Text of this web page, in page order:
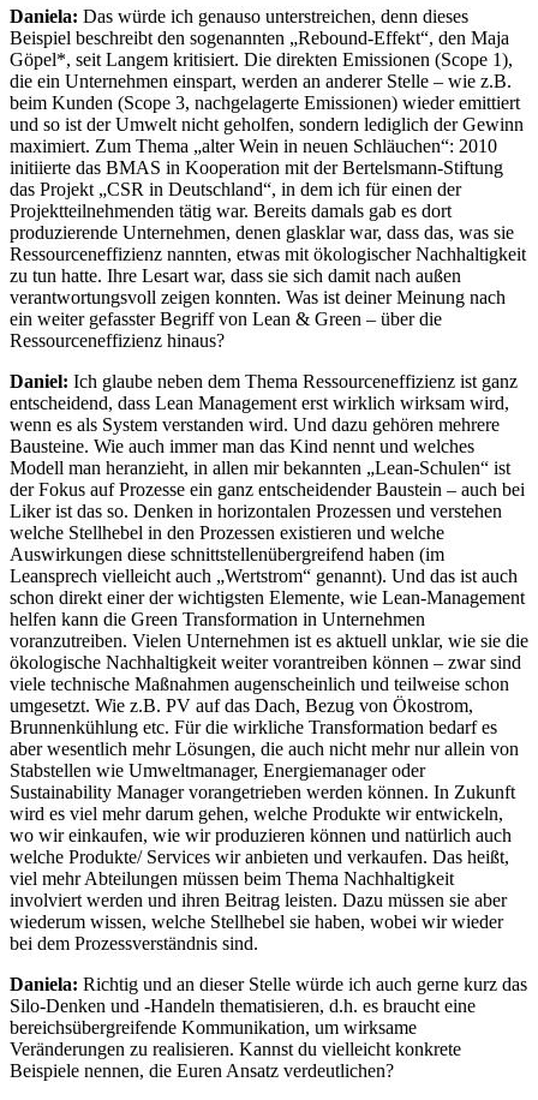
Daniela: Das würde ich genauso unterstreichen, denn dieses
Beispiel beschreibt den sogenannten „Rebound-Effekt“, den Maja
Göpel*, seit Langem kritisiert. Die direkten Emissionen (Scope 1),
die ein Unternehmen einspart, werden an anderer Stelle – wie z.B.
beim Kunden (Scope 3, nachgelagerte Emissionen) wieder emittiert
und so ist der Umwelt nicht geholfen, sondern lediglich der Gewinn
maximiert. Zum Thema „alter Wein in neuen Schläuchen“: 2010
initiierte das BMAS in Kooperation mit der Bertelsmann-Stiftung
das Projekt „CSR in Deutschland“, in dem ich für einen der
Projektteilnehmenden tätig war. Bereits damals gab es dort
produzierende Unternehmen, denen glasklar war, dass das, was sie
Ressourceneffizienz nannten, etwas mit ökologischer Nachhaltigkeit
zu tun hatte. Ihre Lesart war, dass sie sich damit nach außen
verantwortungsvoll zeigen konnten. Was ist deiner Meinung nach
ein weiter gefasster Begriff von Lean & Green – über die
Ressourceneffizienz hinaus?
Daniel: Ich glaube neben dem Thema Ressourceneffizienz ist ganz
entscheidend, dass Lean Management erst wirklich wirksam wird,
wenn es als System verstanden wird. Und dazu gehören mehrere
Bausteine. Wie auch immer man das Kind nennt und welches
Modell man heranzieht, in allen mir bekannten „Lean-Schulen“ ist
der Fokus auf Prozesse ein ganz entscheidender Baustein – auch bei
Liker ist das so. Denken in horizontalen Prozessen und verstehen
welche Stellhebel in den Prozessen existieren und welche
Auswirkungen diese schnittstellenübergreifend haben (im
Leansprech vielleicht auch „Wertstrom“ genannt). Und das ist auch
schon direkt einer der wichtigsten Elemente, wie Lean-Management
helfen kann die Green Transformation in Unternehmen
voranzutreiben. Vielen Unternehmen ist es aktuell unklar, wie sie die
ökologische Nachhaltigkeit weiter vorantreiben können – zwar sind
viele technische Maßnahmen augenscheinlich und teilweise schon
umgesetzt. Wie z.B. PV auf das Dach, Bezug von Ökostrom,
Brunnenkühlung etc. Für die wirkliche Transformation bedarf es
aber wesentlich mehr Lösungen, die auch nicht mehr nur allein von
Stabstellen wie Umweltmanager, Energiemanager oder
Sustainability Manager vorangetrieben werden können. In Zukunft
wird es viel mehr darum gehen, welche Produkte wir entwickeln,
wo wir einkaufen, wie wir produzieren können und natürlich auch
welche Produkte/ Services wir anbieten und verkaufen. Das heißt,
viel mehr Abteilungen müssen beim Thema Nachhaltigkeit
involviert werden und ihren Beitrag leisten. Dazu müssen sie aber
wiederum wissen, welche Stellhebel sie haben, wobei wir wieder
bei dem Prozessverständnis sind.
Daniela: Richtig und an dieser Stelle würde ich auch gerne kurz das
Silo-Denken und -Handeln thematisieren, d.h. es braucht eine
bereichsübergreifende Kommunikation, um wirksame
Veränderungen zu realisieren. Kannst du vielleicht konkrete
Beispiele nennen, die Euren Ansatz verdeutlichen?